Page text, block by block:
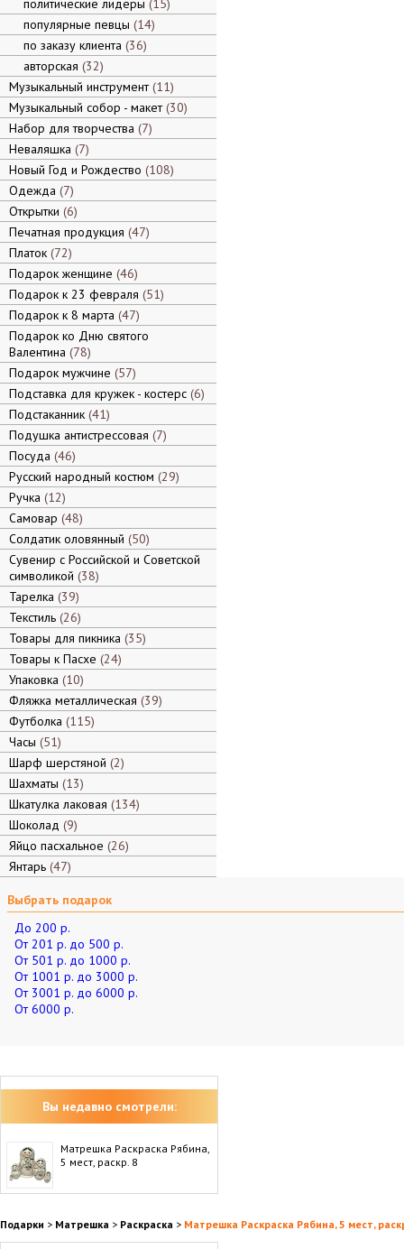
политические лидеры 15
популярные певцы 14
по заказу клиента 36
авторская 32
Музыкальный инструмент 11
Музыкальный собор - макет 30
Набор для творчества 7
Неваляшка 7
Новый Год и Рождество 108
Одежда 7
Открытки 6
Печатная продукция 47
Платок 72
Подарок женщине 46
Подарок к 23 февраля 51
Подарок к 8 марта 47
Подарок ко Дню святого
Валентина 78
Подарок мужчине 57
Подставка для кружек - костерс 6
Подстаканник 41
Подушка антистрессовая 7
Посуда 46
Русский народный костюм 29
Ручка 12
Самовар 48
Солдатик оловянный 50
Сувенир с Российской и Советской
символикой 38
Тарелка 39
Текстиль 26
Товары для пикника 35
Товары к Пасхе 24
Упаковка 10
Фляжка металлическая 39
Футболка 115
Часы 51
Шарф шерстяной 2
Шахматы 13
Шкатулка лаковая 134
Шоколад 9
Яйцо пасхальное 26
Янтарь 47
Выбрать подарок
До 200 р.
От 201 р. до 500 р.
От 501 р. до 1000 р.
От 1001 р. до 3000 р.
От 3001 р. до 6000 р.
От 6000 р.
Вы недавно смотрели:
Матрешка Раскраска Рябина,
5 мест, раскр. 8
Подарки > Матрешка > Раскраска > Матрешка Раскраска Рябина, 5 мест,